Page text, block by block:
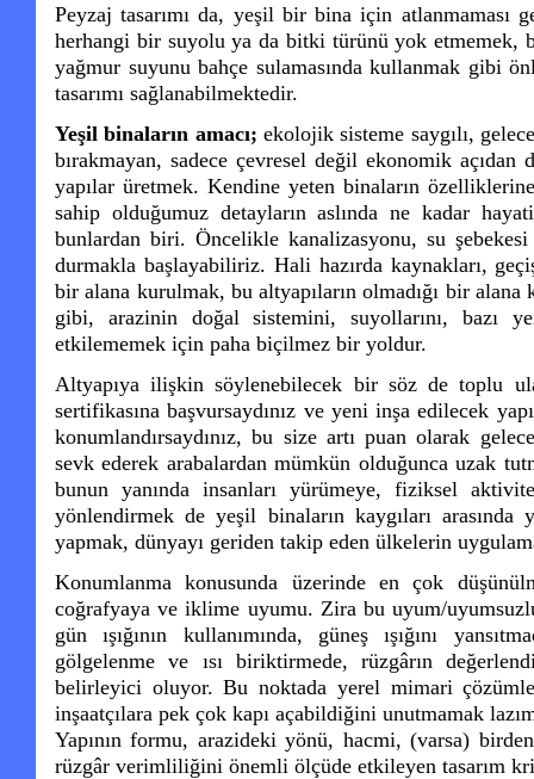
Peyzaj tasarımı da, yeşil bir bina için atlanmaması
herhangi bir suyolu ya da bitki türünü yok etmemek,
yağmur suyunu bahçe sulamasında kullanmak gibi
tasarımı sağlanabilmektedir.
Yeşil binaların amacı; ekolojik sisteme saygılı,
bırakmayan, sadece çevresel değil ekonomik açıdan
yapılar üretmek. Kendine yeten binaların
sahip olduğumuz detayların aslında ne kadar
bunlardan biri. Öncelikle kanalizasyonu, su
durmakla başlayabiliriz. Hali hazırda kaynakları,
bir alana kurulmak, bu altyapıların olmadığı bir
gibi, arazinin doğal sistemini, suyollarını, bazı
etkilememek için paha biçilmez bir yoldur.
Altyapıya ilişkin söylenebilecek bir söz de toplu
sertifikasına başvursaydınız ve yeni inşa edilecek
konumlandırsaydınız, bu size artı puan olarak
sevk ederek arabalardan mümkün olduğunca uzak
bunun yanında insanları yürümeye, fiziksel
yönlendirmek de yeşil binaların kaygıları arasında
yapmak, dünyayı geriden takip eden ülkelerin
Konumlanma konusunda üzerinde en çok
coğrafyaya ve iklime uyumu. Zira bu uyum/
gün ışığının kullanımında, güneş ışığını
gölgelenme ve ısı biriktirmede, rüzgârın
belirleyici oluyor. Bu noktada yerel mimari
inşaatçılara pek çok kapı açabildiğini unutmamak
Yapının formu, arazideki yönü, hacmi, (varsa)
rüzgâr verimliliğini önemli ölçüde etkileyen tasarım